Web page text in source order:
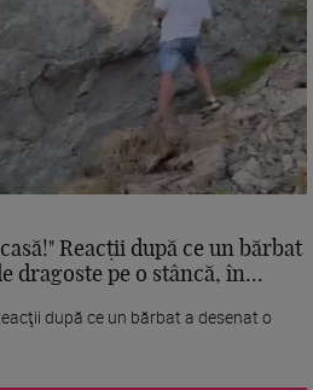
Reacţii după ce un bărbat
dragoste pe o stâncă, în...
după ce un bărbat a desenat o